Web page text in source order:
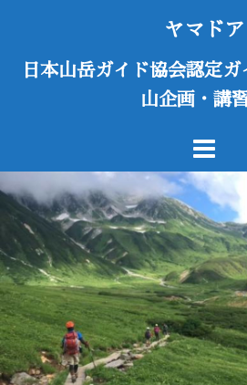
キ
ヤマドア
日本山岳ガイド協会認定
山企画・講